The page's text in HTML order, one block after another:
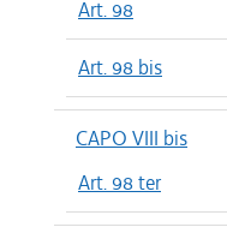
Art. 98
Art. 98 bis
CAPO VIII bis
Art. 98 ter